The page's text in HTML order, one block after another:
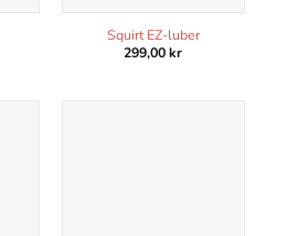
Squirt EZ-luber
299,00kr